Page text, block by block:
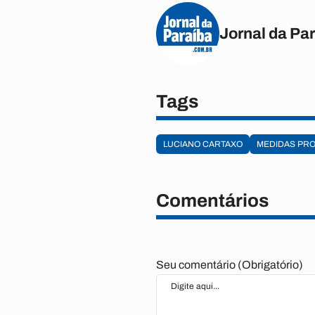
Jornal da
Tags
LUCIANO CARTAXO MEDIDAS
Comentários
Seu comentário (Obrigatório)